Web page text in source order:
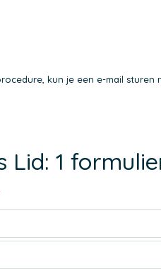
kun je een e-mail sturen
Lid: 1